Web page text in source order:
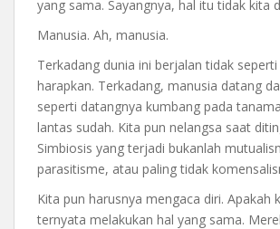
yang sama. Sayangnya, hal itu tidak kita
Manusia. Ah, manusia.
Terkadang dunia ini berjalan tidak
harapkan. Terkadang, manusia datang
seperti datangnya kumbang pada
lantas sudah. Kita pun nelangsa saat
Simbiosis yang terjadi bukanlah
parasitisme, atau paling tidak
Kita pun harusnya mengaca diri. Apakah
ternyata melakukan hal yang sama.